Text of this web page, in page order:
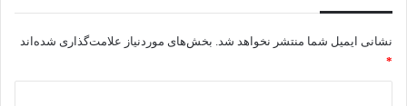
نشانی ایمیل شما منتشر نخواهد شد. بخش‌های موردنیاز علامت‌گذاری شده‌اند
*